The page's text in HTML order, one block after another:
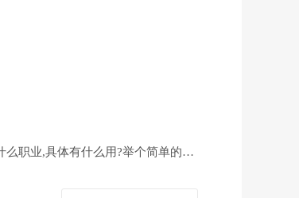
么职业,具体有什么用?举个简单的例